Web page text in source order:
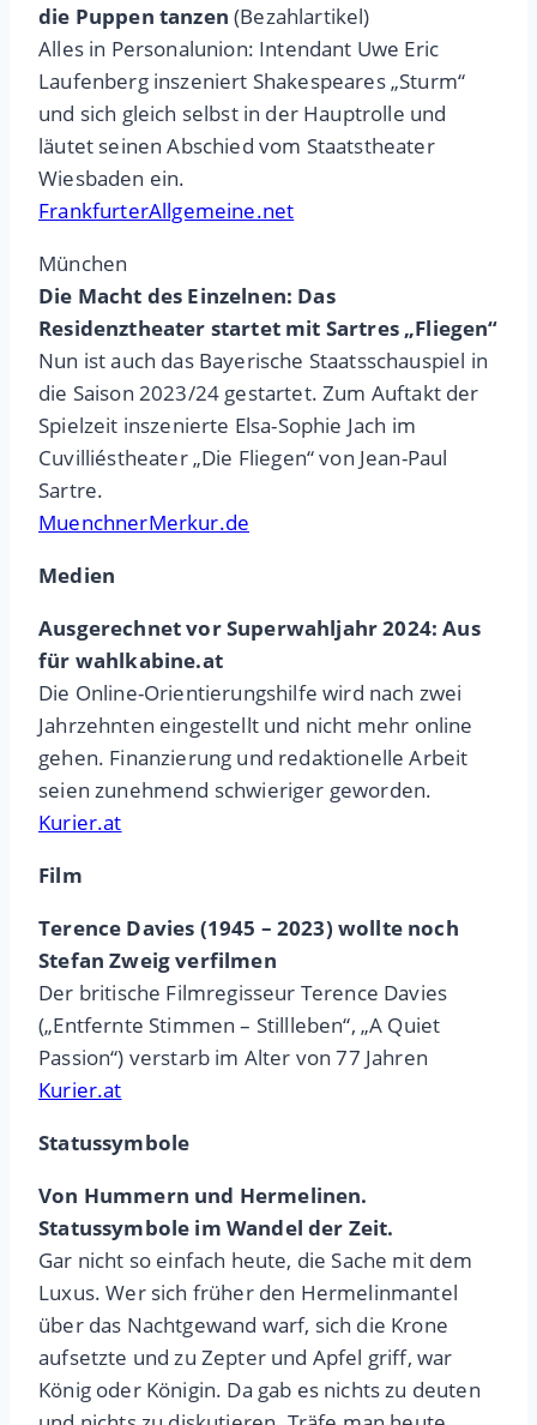
die Puppen tanzen (Bezahlartikel)
Alles in Personalunion: Intendant Uwe Eric
Laufenberg inszeniert Shakespeares „Sturm“
und sich gleich selbst in der Hauptrolle und
läutet seinen Abschied vom Staatstheater
Wiesbaden ein.
FrankfurterAllgemeine.net
München
Die Macht des Einzelnen: Das
Residenztheater startet mit Sartres „Fliegen“
Nun ist auch das Bayerische Staatsschauspiel in
die Saison 2023/24 gestartet. Zum Auftakt der
Spielzeit inszenierte Elsa-Sophie Jach im
Cuvilliéstheater „Die Fliegen“ von Jean-Paul
Sartre.
MuenchnerMerkur.de
Medien
Ausgerechnet vor Superwahljahr 2024: Aus
für wahlkabine.at
Die Online-Orientierungshilfe wird nach zwei
Jahrzehnten eingestellt und nicht mehr online
gehen. Finanzierung und redaktionelle Arbeit
seien zunehmend schwieriger geworden.
Kurier.at
Film
Terence Davies (1945 – 2023) wollte noch
Stefan Zweig verfilmen
Der britische Filmregisseur Terence Davies
(„Entfernte Stimmen – Stillleben“, „A Quiet
Passion“) verstarb im Alter von 77 Jahren
Kurier.at
Statussymbole
Von Hummern und Hermelinen.
Statussymbole im Wandel der Zeit.
Gar nicht so einfach heute, die Sache mit dem
Luxus. Wer sich früher den Hermelinmantel
über das Nachtgewand warf, sich die Krone
aufsetzte und zu Zepter und Apfel griff, war
König oder Königin. Da gab es nichts zu deuten